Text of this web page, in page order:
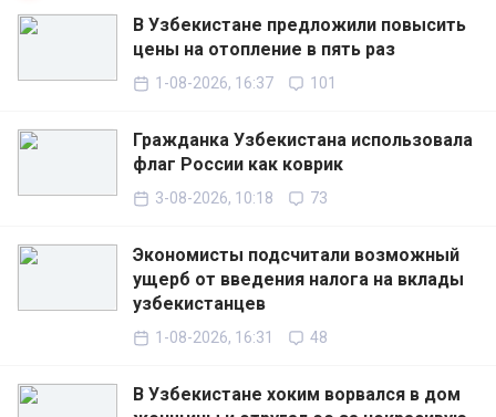
В Узбекистане предложили повысить
цены на отопление в пять раз
1-08-2026, 16:37 101
Гражданка Узбекистана использовала
флаг России как коврик
3-08-2026, 10:18 73
Экономисты подсчитали возможный
ущерб от введения налога на вклады
узбекистанцев
1-08-2026, 16:31 48
В Узбекистане хоким ворвался в дом